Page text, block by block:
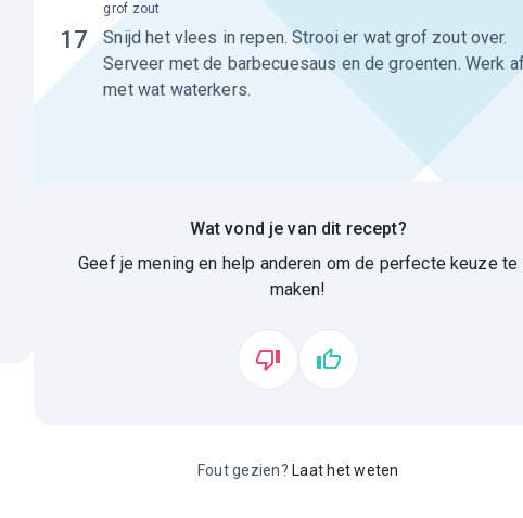
17
Snijd het vlees in repen. Strooi er wat grof zout over.
Serveer met de barbecuesaus en de groenten. Werk
met wat waterkers.
grof zout
Wat vond je van dit recept?
Geef je mening en help anderen om de perfecte keuze te
maken!
Fout gezien? Laat het weten